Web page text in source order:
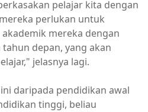
pelajar kita dengan
perlukan untuk
mereka dengan
depan, yang akan
jelasnya lagi.
daripada pendidikan awal
tinggi, beliau